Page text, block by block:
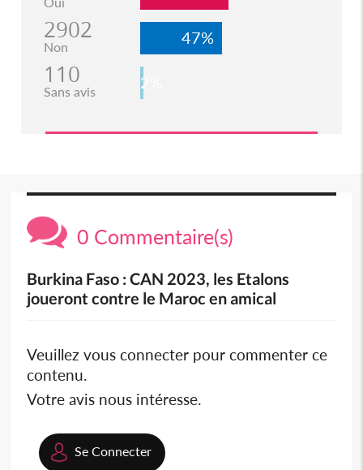
2902
Non 47%
110
Sans avis 2%
0 Commentaire(s)
Burkina Faso : CAN 2023, les Etalons
joueront contre le Maroc en amical
Veuillez vous connecter pour commenter ce
contenu.
Votre avis nous intéresse.
Se Connecter